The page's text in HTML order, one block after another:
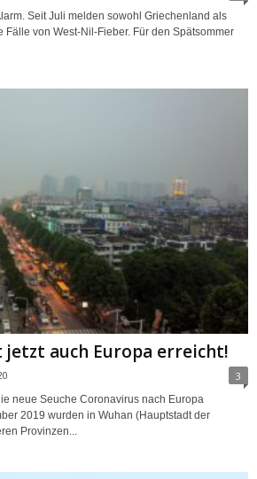
Seit Juli melden sowohl Griechenland als
von West-Nil-Fieber. Für den Spätsommer
jetzt auch Europa erreicht!
3
neue Seuche Coronavirus nach Europa
2019 wurden in Wuhan (Hauptstadt der
Provinzen...